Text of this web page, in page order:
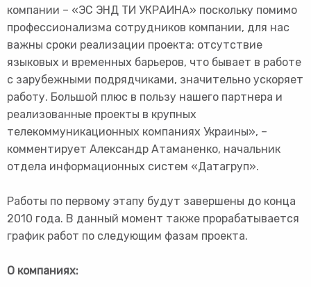
компании – «ЭС ЭНД ТИ УКРАИНА» поскольку помимо
профессионализма сотрудников компании, для нас
важны сроки реализации проекта: отсутствие
языковых и временных барьеров, что бывает в работе
с зарубежными подрядчиками, значительно ускоряет
работу. Большой плюс в пользу нашего партнера и
реализованные проекты в крупных
телекоммуникационных компаниях Украины», –
комментирует Александр Атаманенко, начальник
отдела информационных систем «Датагруп».
Работы по первому этапу будут завершены до конца
2010 года. В данный момент также прорабатывается
график работ по следующим фазам проекта.
О компаниях: